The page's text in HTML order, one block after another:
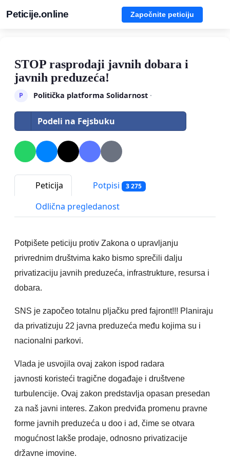
Peticije.online Započnite peticiju
STOP rasprodaji javnih dobara i
javnih preduzeća!
P Politička platforma Solidarnost·
Podeli na Fejsbuku
Peticija Potpisi 3 275
Odlična pregledanost
Potpišete peticiju protiv Zakona o upravljanju
privrednim društvima kako bismo sprečili dalju
privatizaciju javnih preduzeća, infrastrukture, resursa i
dobara.
SNS je započeo totalnu pljačku pred fajront!!! Planiraju
da privatizuju 22 javna preduzeća među kojima su i
nacionalni parkovi.
Vlada je usvojila ovaj zakon ispod radara
javnosti koristeći tragične događaje i društvene
turbulencije. Ovaj zakon predstavlja opasan presedan
za naš javni interes. Zakon predviđa promenu pravne
forme javnih preduzeća u doo i ad, čime se otvara
mogućnost lakše prodaje, odnosno privatizacije
državne imovine.